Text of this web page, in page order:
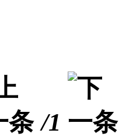
/1